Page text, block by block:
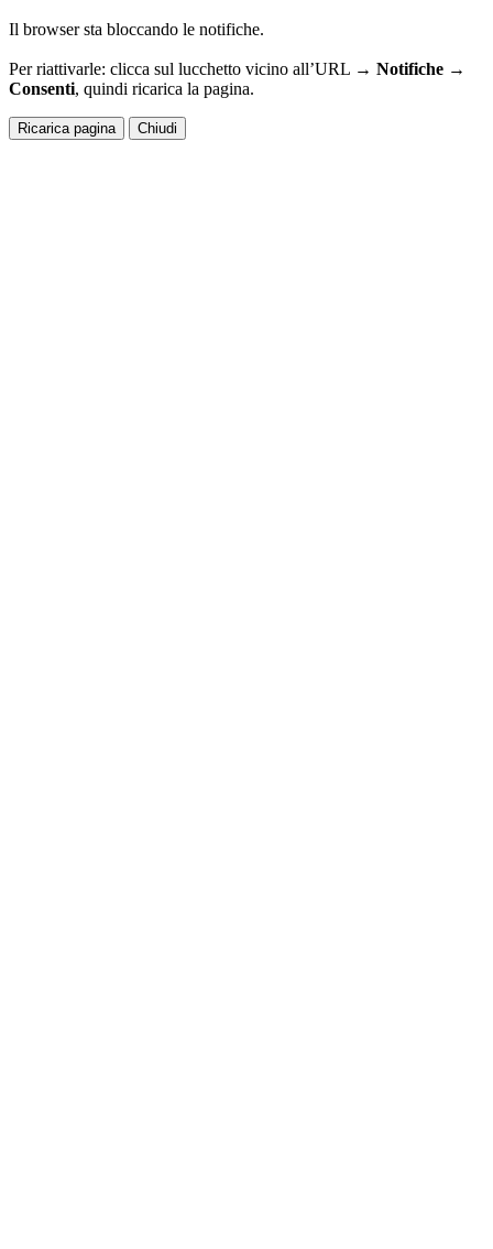
Il browser sta bloccando le notifiche.
Per riattivarle: clicca sul lucchetto vicino all’URL → Notifiche →
Consenti, quindi ricarica la pagina.
Ricarica pagina Chiudi